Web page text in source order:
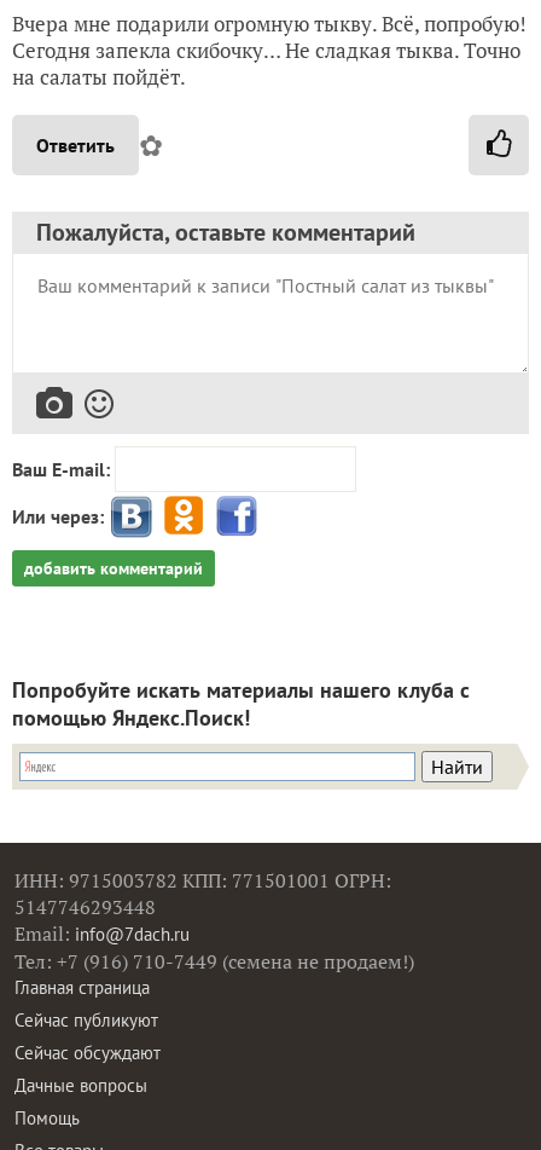
Вчера мне подарили огромную тыкву. Всё, попробую!
Сегодня запекла скибочку… Не сладкая тыква. Точно
на салаты пойдёт.
Ответить ✿
Пожалуйста, оставьте комментарий
Ваш E-mail:
Или через:
добавить комментарий
Попробуйте искать материалы нашего клуба с
помощью Яндекс.Поиск!
ИНН: 9715003782 КПП: 771501001 ОГРН:
5147746293448
Email: info@7dach.ru
Тел: +7 (916) 710-7449 (семена не продаем!)
Главная страница
Сейчас публикуют
Сейчас обсуждают
Дачные вопросы
Помощь